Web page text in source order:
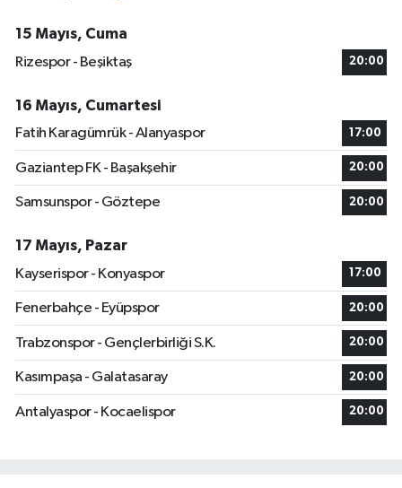
15 Mayıs, Cuma
Rizespor - Beşiktaş
20:00
16 Mayıs, Cumartesi
Fatih Karagümrük - Alanyaspor
17:00
Gaziantep FK - Başakşehir 20:00
Samsunspor - Göztepe 20:00
17 Mayıs, Pazar
Kayserispor - Konyaspor
17:00
Fenerbahçe - Eyüpspor 20:00
Trabzonspor - Gençlerbirliği S.K. 20:00
Kasımpaşa - Galatasaray 20:00
Antalyaspor - Kocaelispor 20:00